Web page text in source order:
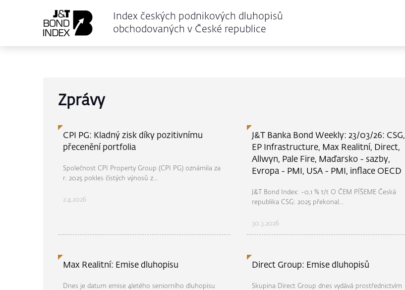
Index českých podnikových dluhopisů
obchodovaných v České republice
Zprávy
CPI PG: Kladný zisk díky pozitivnímu
přecenění portfolia
Společnost CPI Property Group (CPI PG) oznámila za
r. 2025 pokles čistých výnosů z...
2.4.2026
J&T Banka Bond Weekly: 23/03/26: CSG,
EP Infrastructure, Max Realitní, Direct,
Allwyn, Pale Fire, Maďarsko - sazby,
Evropa - PMI, USA - PMI, inflace OECD
J&T Bond Index: -0,1 % t/t O ČEM PÍŠEME Česká
republika CSG: 2025 překonal...
30.3.2026
Max Realitní: Emise dluhopisu
Dnes je datum emise 4letého seniorního dluhopisu
Direct Group: Emise dluhopisů
Skupina Direct Group dnes vydává prostřednictvím